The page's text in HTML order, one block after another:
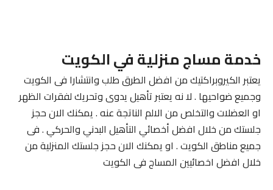
خدمة مساج منزلية في الكويت
يعتبر الكيروبراكتيك من افضل الطرق طلب وانتشارا فى الكويت
وجميع ضواحيها . لا نه يعتبر تأهيل يدوى وتحريك لفقرات الظهر
او العضلات والتخلص من الالم الناتجة عنه . يمكنك الان حجز
جلستك من خلال افضل أخصائي التأهيل البدني والحركي . فى
جميع مناطق الكويت . او يمكنك الان حجز جلستك المنزلية من
خلال افضل اخصائيين المساج فى الكويت